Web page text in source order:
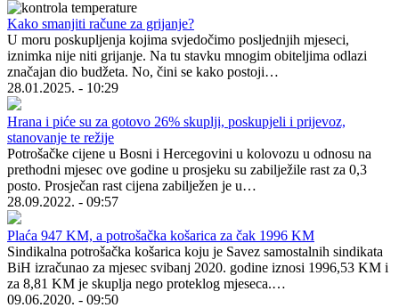
Kako smanjiti račune za grijanje?
U moru poskupljenja kojima svjedočimo posljednjih mjeseci,
iznimka nije niti grijanje. Na tu stavku mnogim obiteljima odlazi
značajan dio budžeta. No, čini se kako postoji…
28.01.2025. - 10:29
Hrana i piće su za gotovo 26% skuplji, poskupjeli i prijevoz,
stanovanje te režije
Potrošačke cijene u Bosni i Hercegovini u kolovozu u odnosu na
prethodni mjesec ove godine u prosjeku su zabilježile rast za 0,3
posto. Prosječan rast cijena zabilježen je u…
28.09.2022. - 09:57
Plaća 947 KM, a potrošačka košarica za čak 1996 KM
Sindikalna potrošačka košarica koju je Savez samostalnih sindikata
BiH izračunao za mjesec svibanj 2020. godine iznosi 1996,53 KM i
za 8,81 KM je skuplja nego proteklog mjeseca.…
09.06.2020. - 09:50